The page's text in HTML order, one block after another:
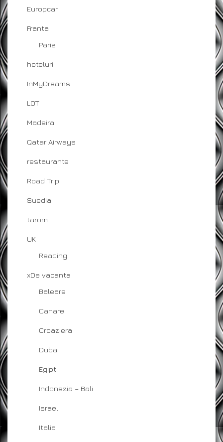
Europcar
Franta
Paris
hoteluri
InMyDreams
LOT
Madeira
Qatar Airways
restaurante
Road Trip
Suedia
tarom
UK
Reading
xDe vacanta
Baleare
Canare
Croaziera
Dubai
Egipt
Indonezia – Bali
Israel
Italia